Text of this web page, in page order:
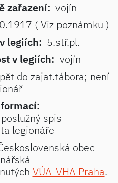
zařazení: vojín
( Viz poznámku )
legiích: 5.stř.pl.
v legiích: vojín
do zajat.tábora; není
spis
legionáře
obec
VÚA-VHA Praha.